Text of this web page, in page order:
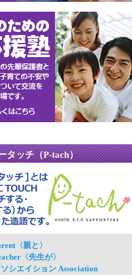
タッチ（P-tach）
〈親と〉
〈先生が〉
シエイション Association